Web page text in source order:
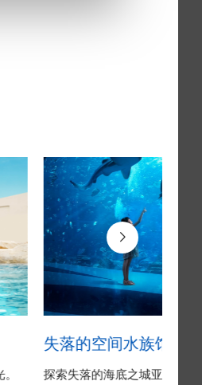
失落的空间水族馆
探索失落的海底之城亚特兰